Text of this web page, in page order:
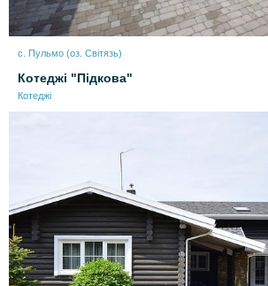
с. Пульмо (оз. Світязь)
Котеджі "Підкова"
Котеджі